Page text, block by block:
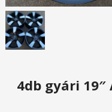
4db gyári 19″